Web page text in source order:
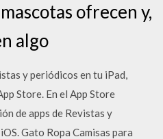
ofrecen y,
algo
y periódicos en tu iPad,
Store. En el App Store
de apps de Revistas y
Gato Ropa Camisas para